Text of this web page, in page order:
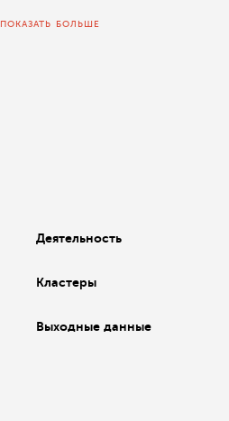
ПОКАЗАТЬ БОЛЬШЕ
Деятельность
Кластеры
Выходные данные